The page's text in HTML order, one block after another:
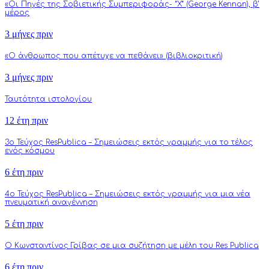
«Οι Πηγές της Σοβιετικής Συμπεριφοράς- “Χ” (George Kennan), β’
μέρος
3 μήνες πριν
«Ο άνθρωπος που απέτυχε να πεθάνει» (βιβλιοκριτική)
3 μήνες πριν
Ταυτότητα ιστολογίου
12 έτη πριν
3o Τεύχος ResPublica – Σημειώσεις εκτός γραμμής για το τέλος
ενός κόσμου
6 έτη πριν
4o Τεύχος ResPublica – Σημειώσεις εκτός γραμμής για μια νέα
πνευματική αναγέννηση
5 έτη πριν
Ο Κωνσταντίνος Γρίβας σε μια συζήτηση με μέλη του Res Publica